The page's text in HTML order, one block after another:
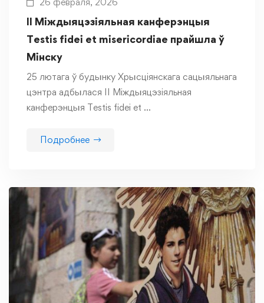
ІІ Міждыяцэзіяльная канферэнцыя
Testis fidei et misericordiae прайшла ў
Мінску
25 лютага ў будынку Хрысціянскага сацыяльнага
цэнтра адбылася ІІ Міждыяцэзіяльная
канферэнцыя Testis fidei et …
Подробнее